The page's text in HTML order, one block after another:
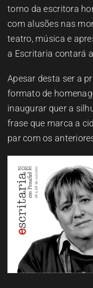
torno da escritora
com alusões nas
teatro, música e
a Escritaria contará
Apesar desta ser a
formato de
inaugurar quer a
frase que marca a
par com os